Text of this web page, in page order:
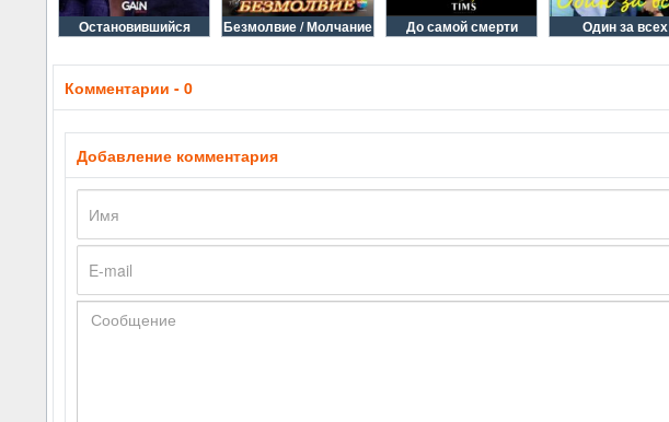
Остановившийся Безмолвие / Молчание До самой смерти Один за всех
Комментарии - 0
Добавление комментария